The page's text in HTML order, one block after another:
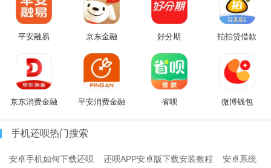
平安融易 京东金融 好分期 拍拍贷借款
京东消费金融 平安消费金融 省呗 微博钱包
手机还呗热门搜索
安卓手机如何下载还呗 还呗APP安卓版下载安装教程
安卓系统